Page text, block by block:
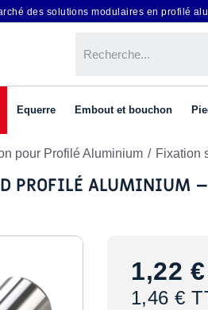
des solutions modulaires en profilé
Equerre Embout et bouchon
pour Profilé Aluminium Fixation
PROFILÉ ALUMINIUM
1,22 €
1,46 €